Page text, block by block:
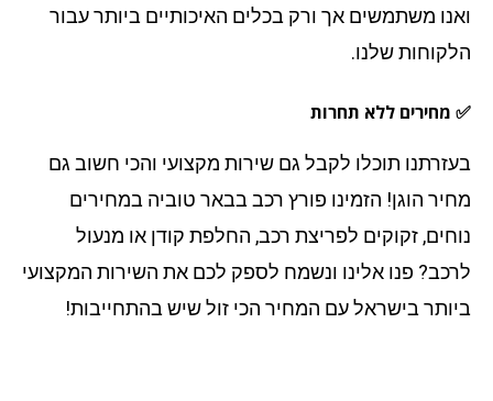
משתמשים אך ורק בכלים האיכותיים ביותר עבור
שלנו.
מחירים ללא תחרות
תוכלו לקבל גם שירות מקצועי והכי חשוב גם
הוגן! הזמינו פורץ רכב בבאר טוביה במחירים
זקוקים לפריצת רכב, החלפת קודן או מנעול
פנו אלינו ונשמח לספק לכם את השירות המקצועי
בישראל עם המחיר הכי זול שיש בהתחייבות!